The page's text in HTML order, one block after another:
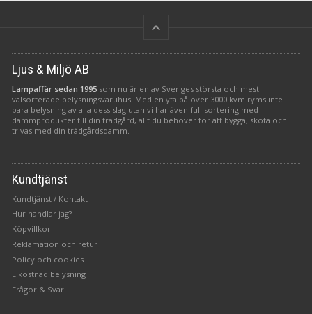
keyboard_arrow_up
Ljus & Miljö AB
Lampaffär sedan 1995 som nu är en av Sveriges största och mest
välsorterade belysningsvaruhus. Med en yta på över 3000 kvm ryms inte
bara belysning av alla dess slag utan vi har även full sortering med
dammprodukter till din trädgård, allt du behöver för att bygga, sköta och
trivas med din trädgårdsdamm.
Kundtjänst
Kundtjänst / Kontakt
Hur handlar jag?
Köpvillkor
Reklamation och retur
Policy och cookies
Elkostnad belysning
Frågor & Svar